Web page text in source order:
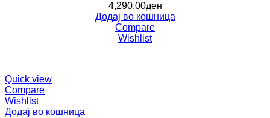
4,290.00ден
Додај во кошница
Compare
Wishlist
Quick view
Compare
Wishlist
Додај во кошница